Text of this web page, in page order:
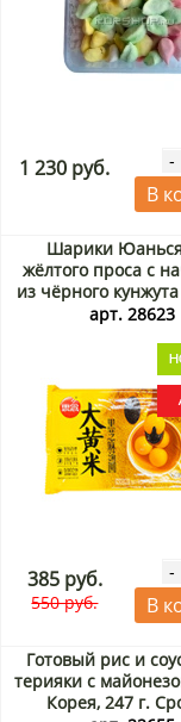
1 230 руб. -
В
Шарики
жёлтого проса с
из чёрного
/ SiNian, Китай, 454
арт. 28623
385 руб.
550 руб.
-
В
Готовый рис и
терияки с
Корея, 247 г.